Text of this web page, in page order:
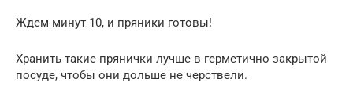
Ждем минут 10, и пряники готовы!
Хранить такие прянички лучше в герметично закрытой
посуде, чтобы они дольше не черствели.